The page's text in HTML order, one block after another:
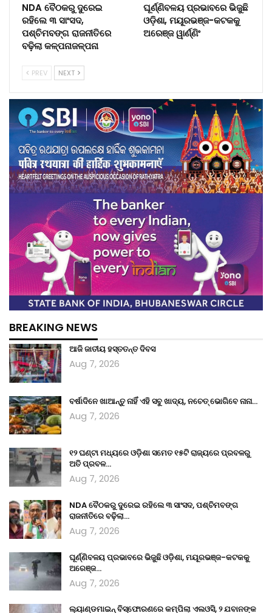
NDA ବୈଠକରୁ ଦୁରେଇ
ରହିଲେ ୩ ସାଂସଦ,
ପଶ୍ଚିମବଙ୍ଗ ରାଜନୀତିରେ
ବଢ଼ିଲା କଳ୍ପନାଜଳ୍ପନା
ଘୂର୍ଣ୍ଣିବଳୟ ପ୍ରଭାବରେ ଭିଜୁଛି
ଓଡ଼ିଶା, ମୟୂରଭଞ୍ଜ-କଟକକୁ
ଅରେଞ୍ଜ ୱାର୍ଣ୍ଣିଂ
PREV NEXT
BREAKING NEWS
ଆଜି ଜାତୀୟ ହସ୍ତତନ୍ତ ଦିବସ
Aug 7, 2026
ବର୍ଷାଦିନେ ଖାଆନ୍ତୁ ନାହିଁ ଏହି ସବୁ ଖାଦ୍ୟ, ନଚେତ୍ ଭୋଗିବେ ନାନା…
Aug 7, 2026
୧୨ ଘଣ୍ଟା ମଧ୍ୟରେ ଓଡ଼ିଶା ସମେତ ୧୫ଟି ରାଜ୍ୟରେ ପ୍ରବଳରୁ
ଅତି ପ୍ରବଳ…
Aug 7, 2026
NDA ବୈଠକରୁ ଦୁରେଇ ରହିଲେ ୩ ସାଂସଦ, ପଶ୍ଚିମବଙ୍ଗ
ରାଜନୀତିରେ ବଢ଼ିଲା…
Aug 7, 2026
ଘୂର୍ଣ୍ଣିବଳୟ ପ୍ରଭାବରେ ଭିଜୁଛି ଓଡ଼ିଶା, ମୟୂରଭଞ୍ଜ-କଟକକୁ
ଅରେଞ୍ଜ…
Aug 7, 2026
ଲ୍ୟାଣ୍ଡମାଇନ୍ ବିସ୍ଫୋରଣରେ କମ୍ପିଲା ଏଲଓସି, ୨ ଯବାନଙ୍କ